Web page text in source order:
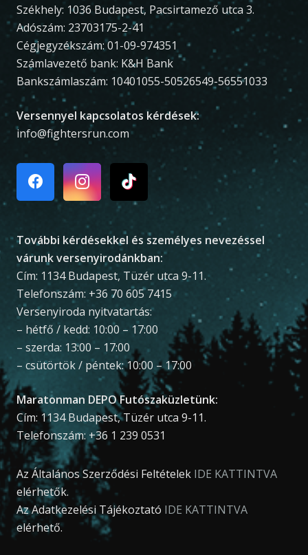
Székhely: 1036 Budapest, Pacsirtamező utca 3.
Adószám: 23703175-2-41
Cégjegyzékszám: 01-09-974351
Számlavezető bank: K&H Bank
Bankszámlaszám: 10401055-50526549-56551033
Versennyel kapcsolatos kérdések:
info@fightersrun.com
További kérdésekkel és személyes nevezéssel
várunk versenyirodánkban:
Cím: 1134 Budapest, Tüzér utca 9-11.
Telefonszám: +36 70 605 7415
Versenyiroda nyitvatartás:
– hétfő / kedd: 10:00 – 17:00
– szerda: 13:00 – 17:00
– csütörtök / péntek: 10:00 – 17:00
Maratonman DEPO Futószaküzletünk:
Cím: 1134 Budapest, Tüzér utca 9-11.
Telefonszám: +36 1 239 0531
Az Általános Szerződési Feltételek IDE KATTINTVA
elérhetők.
Az Adatkezelési Tájékoztató IDE KATTINTVA
elérhető.